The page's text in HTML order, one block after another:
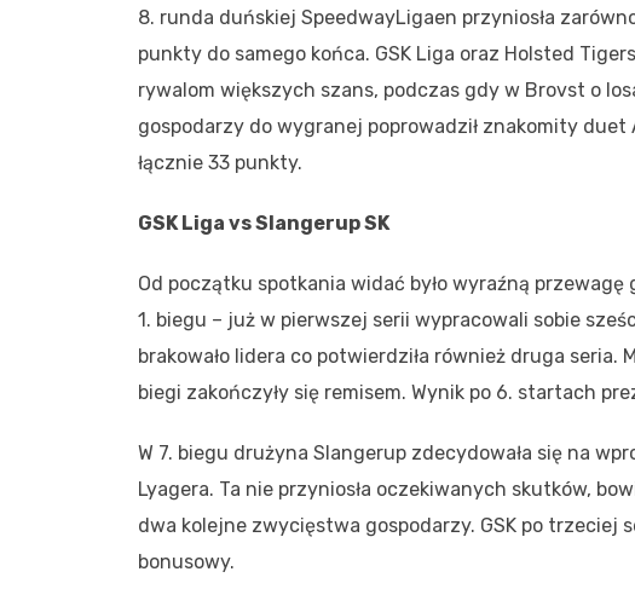
8. runda duńskiej SpeedwayLigaen przyniosła
punkty do samego końca. GSK Liga oraz Holsted
rywalom większych szans, podczas gdy w Brovst o
gospodarzy do wygranej poprowadził znakomity
łącznie 33 punkty.
GSK Liga vs Slangerup SK
Od początku spotkania widać było wyraźną
1. biegu – już w pierwszej serii wypracowali sobie
brakowało lidera co potwierdziła również druga seria.
biegi zakończyły się remisem. Wynik po 6. startach
W 7. biegu drużyna Slangerup zdecydowała się na
Lyagera. Ta nie przyniosła oczekiwanych skutków,
dwa kolejne zwycięstwa gospodarzy. GSK po trzeciej
bonusowy.